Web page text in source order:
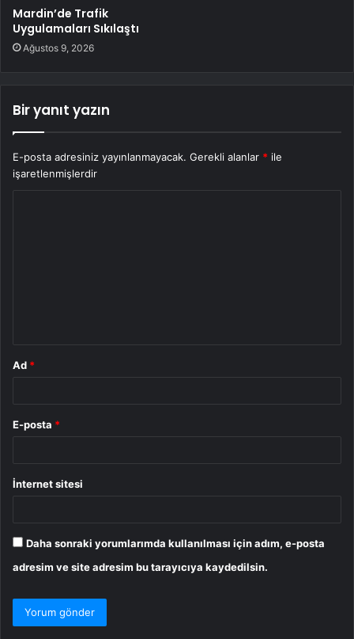
Mardin’de Trafik
Uygulamaları Sıkılaştı
Ağustos 9, 2026
Bir yanıt yazın
E-posta adresiniz yayınlanmayacak. Gerekli alanlar * ile
işaretlenmişlerdir
Ad *
E-posta *
İnternet sitesi
Daha sonraki yorumlarımda kullanılması için adım, e-posta
adresim ve site adresim bu tarayıcıya kaydedilsin.